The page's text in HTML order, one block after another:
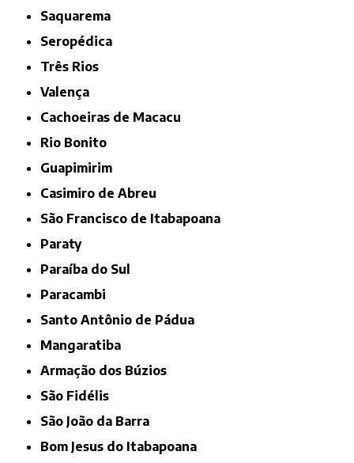
Saquarema
Seropédica
Três Rios
Valença
Cachoeiras de Macacu
Rio Bonito
Guapimirim
Casimiro de Abreu
São Francisco de Itabapoana
Paraty
Paraíba do Sul
Paracambi
Santo Antônio de Pádua
Mangaratiba
Armação dos Búzios
São Fidélis
São João da Barra
Bom Jesus do Itabapoana